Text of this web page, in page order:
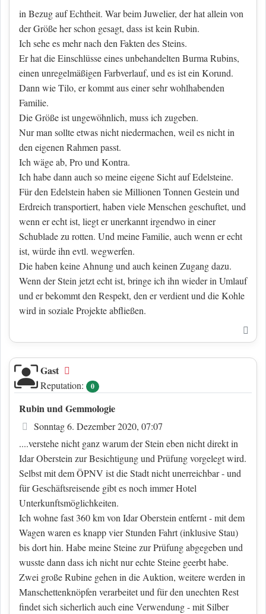
in Bezug auf Echtheit. War beim Juwelier, der hat allein von
der Größe her schon gesagt, dass ist kein Rubin.
Ich sehe es mehr nach den Fakten des Steins.
Er hat die Einschlüsse eines unbehandelten Burma Rubins,
einen unregelmäßigen Farbverlauf, und es ist ein Korund.
Dann wie Tilo, er kommt aus einer sehr wohlhabenden
Familie.
Die Größe ist ungewöhnlich, muss ich zugeben.
Nur man sollte etwas nicht niedermachen, weil es nicht in
den eigenen Rahmen passt.
Ich wäge ab, Pro und Kontra.
Ich habe dann auch so meine eigene Sicht auf Edelsteine.
Für den Edelstein haben sie Millionen Tonnen Gestein und
Erdreich transportiert, haben viele Menschen geschuftet, und
wenn er echt ist, liegt er unerkannt irgendwo in einer
Schublade zu rotten. Und meine Familie, auch wenn er echt
ist, würde ihn evtl. wegwerfen.
Die haben keine Ahnung und auch keinen Zugang dazu.
Wenn der Stein jetzt echt ist, bringe ich ihn wieder in Umlauf
und er bekommt den Respekt, den er verdient und die Kohle
wird in soziale Projekte abfließen.
Gast
Reputation: 0
Rubin und Gemmologie
Beitrag
Sonntag 6. Dezember 2020, 07:07
....verstehe nicht ganz warum der Stein eben nicht direkt in
Idar Oberstein zur Besichtigung und Prüfung vorgelegt wird.
Selbst mit dem ÖPNV ist die Stadt nicht unerreichbar - und
für Geschäftsreisende gibt es noch immer Hotel
Unterkunftsmöglichkeiten.
Ich wohne fast 360 km von Idar Oberstein entfernt - mit dem
Wagen waren es knapp vier Stunden Fahrt (inklusive Stau)
bis dort hin. Habe meine Steine zur Prüfung abgegeben und
wusste dann dass ich nicht nur echte Steine geerbt habe.
Zwei große Rubine gehen in die Auktion, weitere werden in
Manschettenknöpfen verarbeitet und für den unechten Rest
findet sich sicherlich auch eine Verwendung - mit Silber